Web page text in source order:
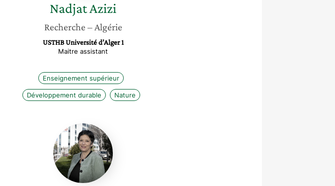
NadjatAzizi
Recherche – Algérie
USTHB Université d’Alger 1
Maitre assistant
Enseignement supérieur
Développement durable Nature
Valérie
Verdier